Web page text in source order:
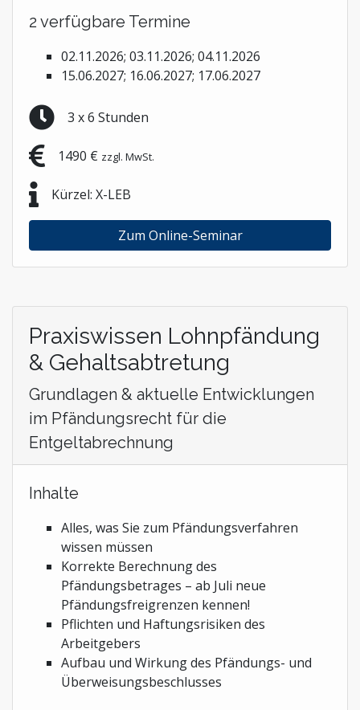
2 verfügbare Termine
02.11.2026; 03.11.2026; 04.11.2026
15.06.2027; 16.06.2027; 17.06.2027
3 x 6 Stunden
1490 € zzgl. MwSt.
Kürzel: X-LEB
Zum Online-Seminar
Praxiswissen Lohnpfändung
& Gehaltsabtretung
Grundlagen & aktuelle Entwicklungen
im Pfändungsrecht für die
Entgeltabrechnung
Inhalte
Alles, was Sie zum Pfändungsverfahren
wissen müssen
Korrekte Berechnung des
Pfändungsbetrages – ab Juli neue
Pfändungsfreigrenzen kennen!
Pflichten und Haftungsrisiken des
Arbeitgebers
Aufbau und Wirkung des Pfändungs- und
Überweisungsbeschlusses